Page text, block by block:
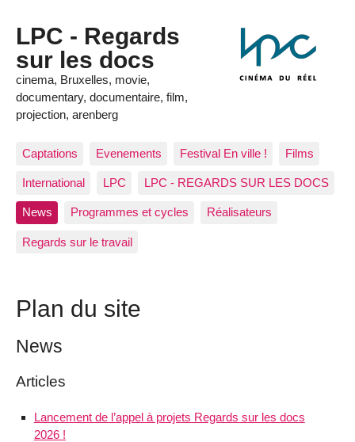
LPC - Regards
sur les docs
cinema, Bruxelles, movie,
documentary, documentaire, film,
projection, arenberg
Captations Evenements Festival En ville ! Films
International LPC LPC - REGARDS SUR LES DOCS
News Programmes et cycles Réalisateurs
Regards sur le travail
Plan du site
News
Articles
Lancement de l’appel à projets Regards sur les docs
2026 !